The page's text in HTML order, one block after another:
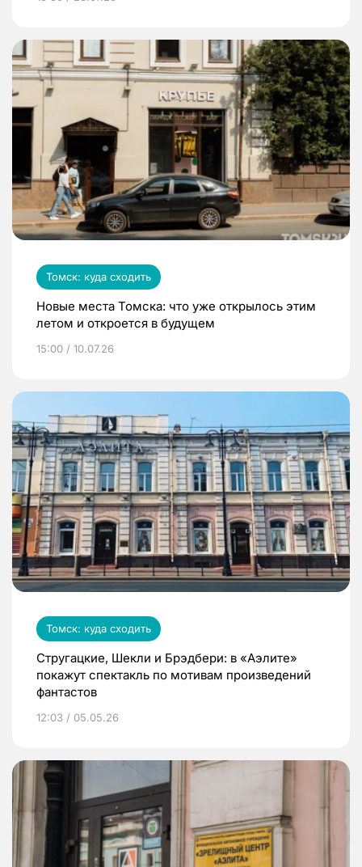
Томск: куда сходить
Новые места Томска: что уже открылось этим
летом и откроется в будущем
15:00 / 10.07.26
Томск: куда сходить
Стругацкие, Шекли и Брэдбери: в «Аэлите»
покажут спектакль по мотивам произведений
фантастов
12:03 / 05.05.26